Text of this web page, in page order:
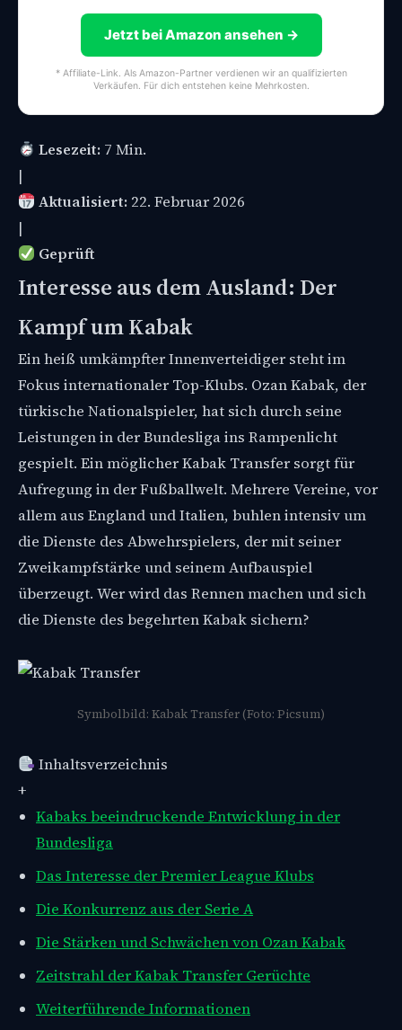
Jetzt bei Amazon ansehen →
* Affiliate-Link. Als Amazon-Partner verdienen wir an qualifizierten
Verkäufen. Für dich entstehen keine Mehrkosten.
Lesezeit:7 Min.
|
Aktualisiert:22. Februar 2026
|
Geprüft
Interesse aus dem Ausland: Der
Kampf um Kabak
Ein heiß umkämpfter Innenverteidiger steht im
Fokus internationaler Top-Klubs. Ozan Kabak, der
türkische Nationalspieler, hat sich durch seine
Leistungen in der Bundesliga ins Rampenlicht
gespielt. Ein möglicher Kabak Transfer sorgt für
Aufregung in der Fußballwelt. Mehrere Vereine, vor
allem aus England und Italien, buhlen intensiv um
die Dienste des Abwehrspielers, der mit seiner
Zweikampfstärke und seinem Aufbauspiel
überzeugt. Wer wird das Rennen machen und sich
die Dienste des begehrten Kabak sichern?
Symbolbild: Kabak Transfer (Foto: Picsum)
Inhaltsverzeichnis
+
Kabaks beeindruckende Entwicklung in der
Bundesliga
Das Interesse der Premier League Klubs
Die Konkurrenz aus der Serie A
Die Stärken und Schwächen von Ozan Kabak
Zeitstrahl der Kabak Transfer Gerüchte
Weiterführende Informationen